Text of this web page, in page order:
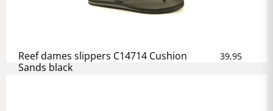
Reef dames slippers C14714 Cushion
Sands black
39,95